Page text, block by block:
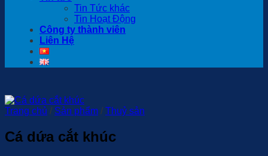
Tin Tức khác
Tin Hoạt Động
Công ty thành viên
Liên Hệ
Trang chủ / Sản phẩm / Thuỷ sản
Cá dứa cắt khúc